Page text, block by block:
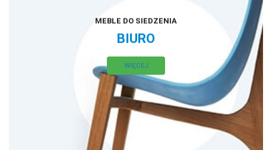
MEBLE DO SIEDZENIA
BIURO
WIĘCEJ